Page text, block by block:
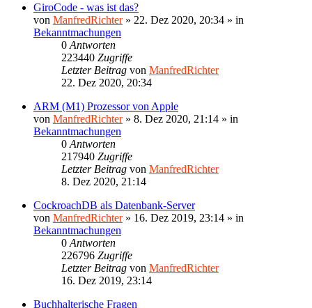
GiroCode - was ist das?
von ManfredRichter» 22. Dez 2020, 20:34 » in
Bekanntmachungen
0 Antworten
223440 Zugriffe
Letzter Beitrag von ManfredRichter
22. Dez 2020, 20:34
ARM (M1) Prozessor von Apple
von ManfredRichter» 8. Dez 2020, 21:14 » in
Bekanntmachungen
0 Antworten
217940 Zugriffe
Letzter Beitrag von ManfredRichter
8. Dez 2020, 21:14
CockroachDB als Datenbank-Server
von ManfredRichter» 16. Dez 2019, 23:14 » in
Bekanntmachungen
0 Antworten
226796 Zugriffe
Letzter Beitrag von ManfredRichter
16. Dez 2019, 23:14
Buchhalterische Fragen